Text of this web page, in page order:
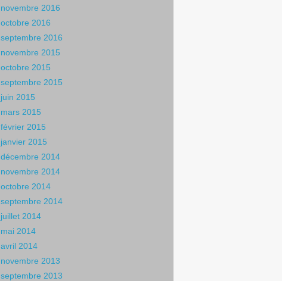
novembre 2016
octobre 2016
septembre 2016
novembre 2015
octobre 2015
septembre 2015
juin 2015
mars 2015
février 2015
janvier 2015
décembre 2014
novembre 2014
octobre 2014
septembre 2014
juillet 2014
mai 2014
avril 2014
novembre 2013
septembre 2013